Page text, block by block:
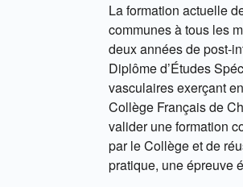
La formation actuelle
communes à tous les
deux années de post-
Diplôme d’Études
vasculaires exerçant
Collège Français de
valider une formation
par le Collège et de
pratique, une épreuve